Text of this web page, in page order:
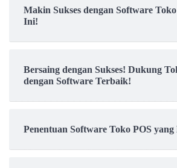
Makin Sukses dengan Software
Ini!
Bersaing dengan Sukses! Dukung
dengan Software Terbaik!
Penentuan Software Toko POS